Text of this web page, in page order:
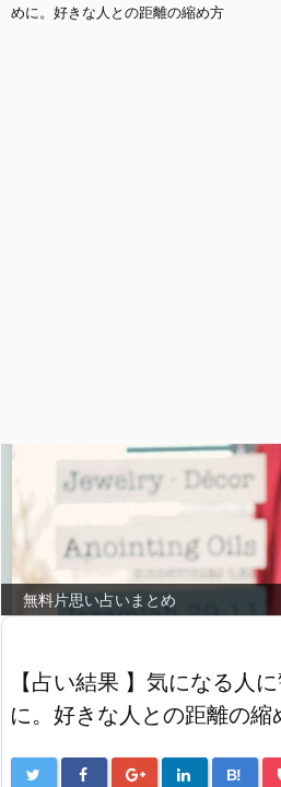
めに。好きな人との距離の縮め方
無料片思い占いまとめ
【占い結果 】気になる人
に。好きな人との距離の縮
B!